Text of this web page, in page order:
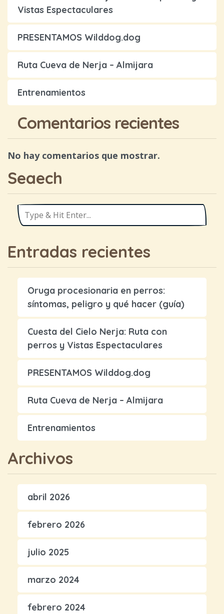
Vistas Espectaculares
PRESENTAMOS Wilddog.dog
Ruta Cueva de Nerja – Almijara
Entrenamientos
Comentarios recientes
No hay comentarios que mostrar.
Seaech
Entradas recientes
Oruga procesionaria en perros:
síntomas, peligro y qué hacer (guía)
Cuesta del Cielo Nerja: Ruta con
perros y Vistas Espectaculares
PRESENTAMOS Wilddog.dog
Ruta Cueva de Nerja – Almijara
Entrenamientos
Archivos
abril 2026
febrero 2026
julio 2025
marzo 2024
febrero 2024